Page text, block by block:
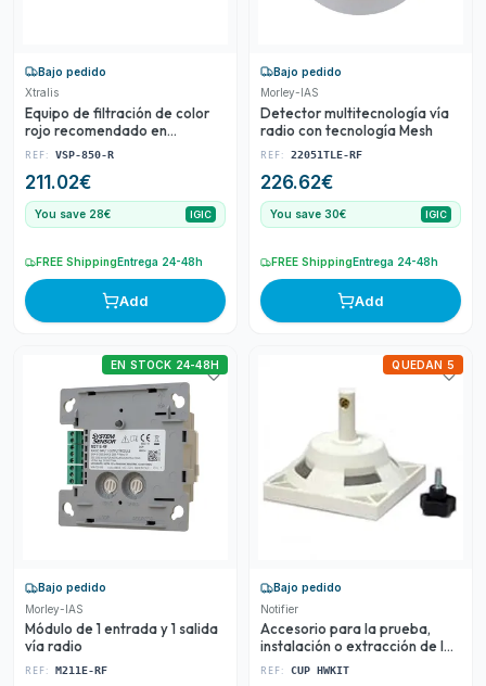
Bajo pedido
Xtralis
Equipo de filtración de color
rojo recomendado en
ambientes sucios compatibles
por HLSI de 25 mm de
diámetro exterior
REF: VSP-850-R
211.02€
You save 28€ IGIC
FREE ShippingEntrega 24-48h
Add
Bajo pedido
Morley-IAS
Detector multitecnología vía
radio con tecnología Mesh
REF: 22051TLE-RF
226.62€
You save 30€ IGIC
FREE ShippingEntrega 24-48h
Add
Bajo pedido
Morley-IAS
Módulo de 1 entrada y 1 salida
vía radio
REF: M211E-RF
EN STOCK 24-48H
Bajo pedido
Notifier
Accesorio para la prueba,
instalación o extracción de los
detectores Agile
REF: CUP HWKIT
QUEDAN 5